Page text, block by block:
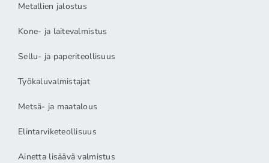
Metallien jalostus
Kone- ja laitevalmistus
Sellu- ja paperiteollisuus
Työkaluvalmistajat
Metsä- ja maatalous
Elintarviketeollisuus
Ainetta lisäävä valmistus